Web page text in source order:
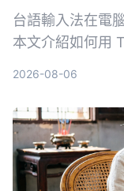
文字
台語輸入法在電
本文介紹如何用
2026-08-06